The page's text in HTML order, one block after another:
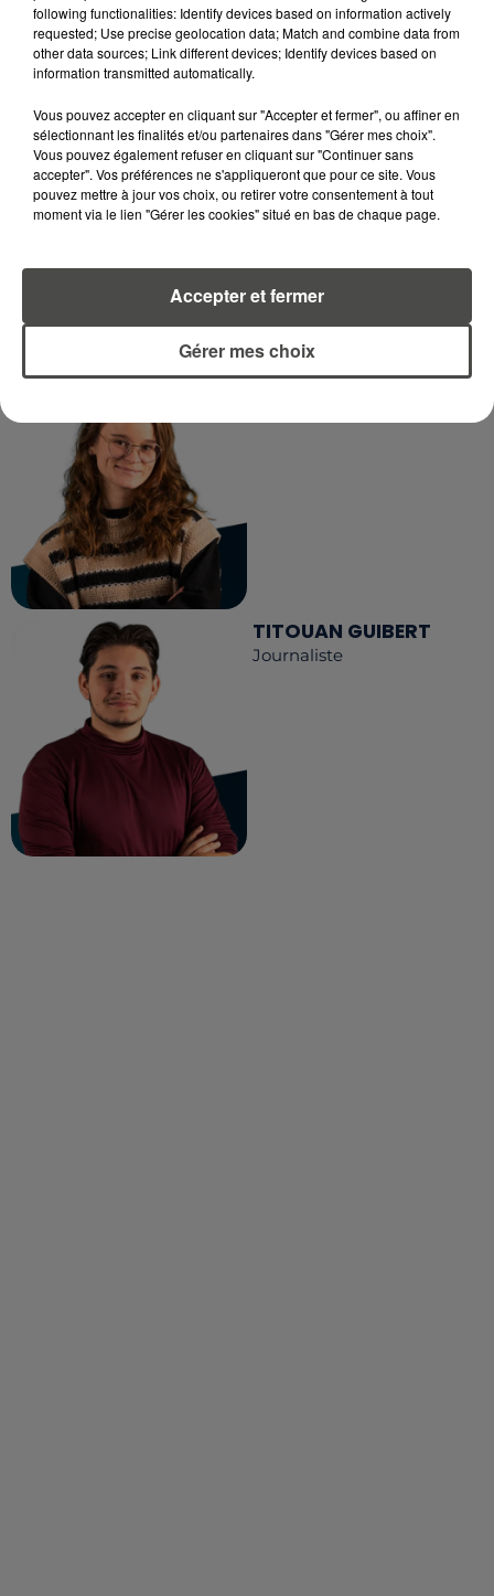
LA RÉDACTION
RCA
Voir toute l'équipe RCA
DIMITRI COUTAND
Journaliste
MARGOT DOUÉTIL
TITOUAN GUIBERT
Journaliste
following functionalities: Identify devices based on information actively
requested; Use precise geolocation data; Match and combine data from
other data sources; Link different devices; Identify devices based on
information transmitted automatically.
Vous pouvez accepter en cliquant sur "Accepter et fermer", ou affiner en
sélectionnant les finalités et/ou partenaires dans "Gérer mes choix".
Vous pouvez également refuser en cliquant sur "Continuer sans
accepter". Vos préférences ne s'appliqueront que pour ce site. Vous
pouvez mettre à jour vos choix, ou retirer votre consentement à tout
moment via le lien "Gérer les cookies" situé en bas de chaque page.
Gérer mes choix
Accepter et fermer